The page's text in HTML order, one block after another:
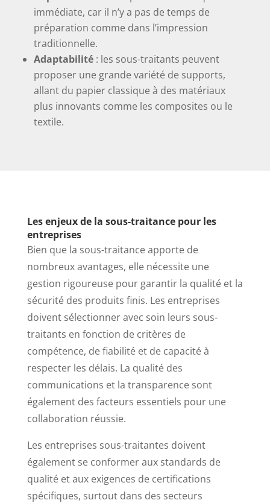
immédiate, car il n’y a pas de temps de
préparation comme dans l’impression
traditionnelle.
Adaptabilité : les sous-traitants peuvent
proposer une grande variété de supports,
allant du papier classique à des matériaux
plus innovants comme les composites ou le
textile.
Les enjeux de la sous-traitance pour les
entreprises
Bien que la sous-traitance apporte de
nombreux avantages, elle nécessite une
gestion rigoureuse pour garantir la qualité et la
sécurité des produits finis. Les entreprises
doivent sélectionner avec soin leurs sous-
traitants en fonction de critères de
compétence, de fiabilité et de capacité à
respecter les délais. La qualité des
communications et la transparence sont
également des facteurs essentiels pour une
collaboration réussie.
Les entreprises sous-traitantes doivent
également se conformer aux standards de
qualité et aux exigences de certifications
spécifiques, surtout dans des secteurs